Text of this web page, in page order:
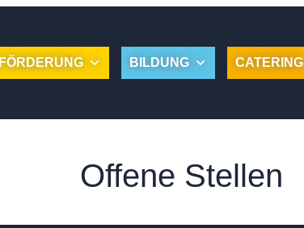
FÖRDERUNG BILDUNG CATERING
Offene Stellen